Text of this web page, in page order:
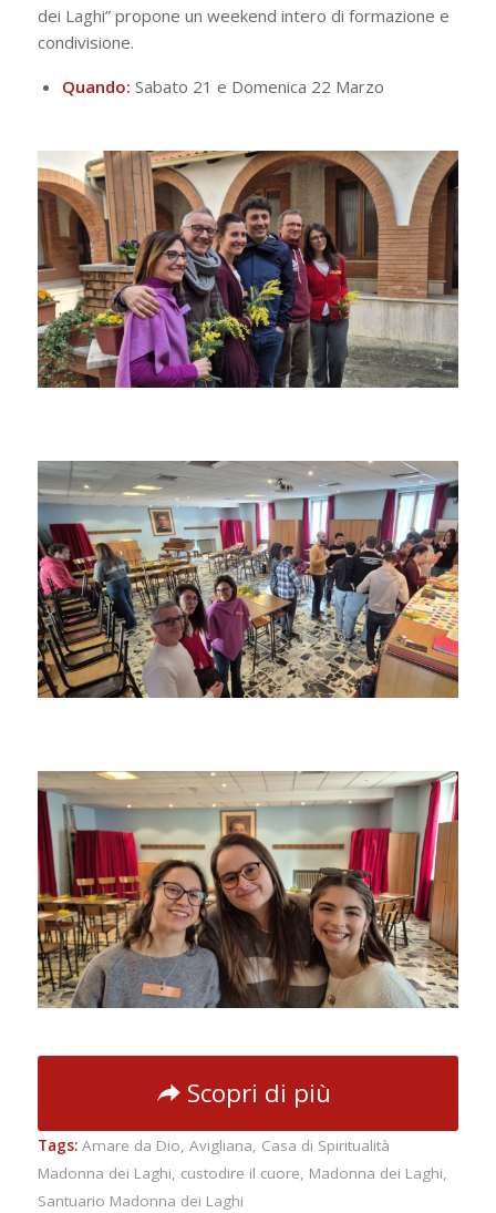
dei Laghi” propone un weekend intero di formazione e
condivisione.
Quando: Sabato 21 e Domenica 22 Marzo
Scopri di più
Tags: Amare da Dio, Avigliana, Casa di Spiritualità
Madonna dei Laghi, custodire il cuore, Madonna dei Laghi,
Santuario Madonna dei Laghi